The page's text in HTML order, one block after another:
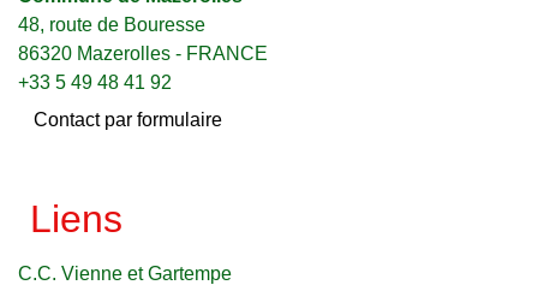
48, route de Bouresse
86320 Mazerolles - FRANCE
+33 5 49 48 41 92
Contact par formulaire
Liens
C.C. Vienne et Gartempe